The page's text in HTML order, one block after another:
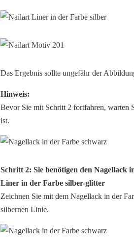
Das Ergebnis sollte ungefähr der
Hinweis:
Bevor Sie mit Schritt 2 fortfahren, warten
ist.
Schritt 2: Sie benötigen den Nagellack
Liner in der Farbe silber-glitter
Zeichnen Sie mit dem Nagellack in der
silbernen Linie.